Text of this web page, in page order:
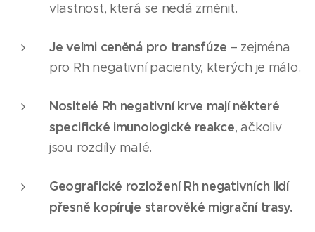
vlastnost, která se nedá změnit.
Je velmi ceněná pro transfúze – zejména
pro Rh negativní pacienty, kterých je málo.
Nositelé Rh negativní krve mají některé
specifické imunologické reakce, ačkoliv
jsou rozdíly malé.
Geografické rozložení Rh negativních lidí
přesně kopíruje starověké migrační trasy.